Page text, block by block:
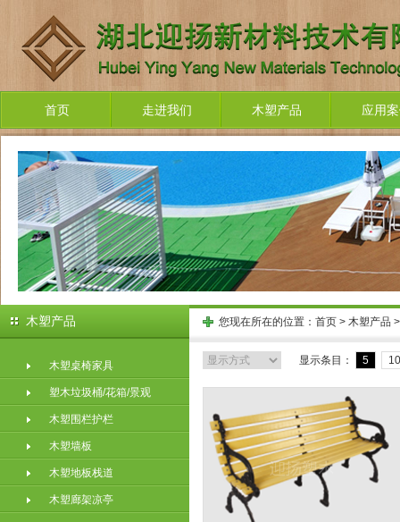
首页 走进我们 木塑产品 应用
木塑产品
木塑桌椅家具
塑木垃圾桶/花箱/景观
木塑围栏护栏
木塑墙板
木塑地板栈道
木塑廊架凉亭
您现在所在的位置： 首页 > 木塑产品
显示条目： 5 10